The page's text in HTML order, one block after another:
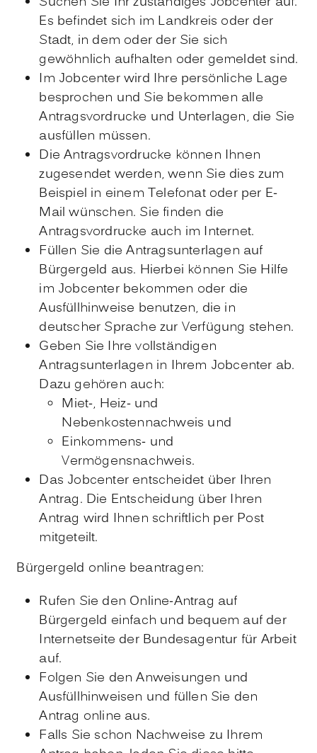
Es befindet sich im Landkreis oder der
Stadt, in dem oder der Sie sich
gewöhnlich aufhalten oder gemeldet sind.
Im Jobcenter wird Ihre persönliche Lage
besprochen und Sie bekommen alle
Antragsvordrucke und Unterlagen, die Sie
ausfüllen müssen.
Die Antragsvordrucke können Ihnen
zugesendet werden, wenn Sie dies zum
Beispiel in einem Telefonat oder per E-
Mail wünschen. Sie finden die
Antragsvordrucke auch im Internet.
Füllen Sie die Antragsunterlagen auf
Bürgergeld aus. Hierbei können Sie Hilfe
im Jobcenter bekommen oder die
Ausfüllhinweise benutzen, die in
deutscher Sprache zur Verfügung stehen.
Geben Sie Ihre vollständigen
Antragsunterlagen in Ihrem Jobcenter ab.
Dazu gehören auch:
Miet-, Heiz- und
Nebenkostennachweis und
Einkommens- und
Vermögensnachweis.
Das Jobcenter entscheidet über Ihren
Antrag. Die Entscheidung über Ihren
Antrag wird Ihnen schriftlich per Post
mitgeteilt.
Bürgergeld online beantragen:
Rufen Sie den Online-Antrag auf
Bürgergeld einfach und bequem auf der
Internetseite der Bundesagentur für Arbeit
auf.
Folgen Sie den Anweisungen und
Ausfüllhinweisen und füllen Sie den
Antrag online aus.
Falls Sie schon Nachweise zu Ihrem